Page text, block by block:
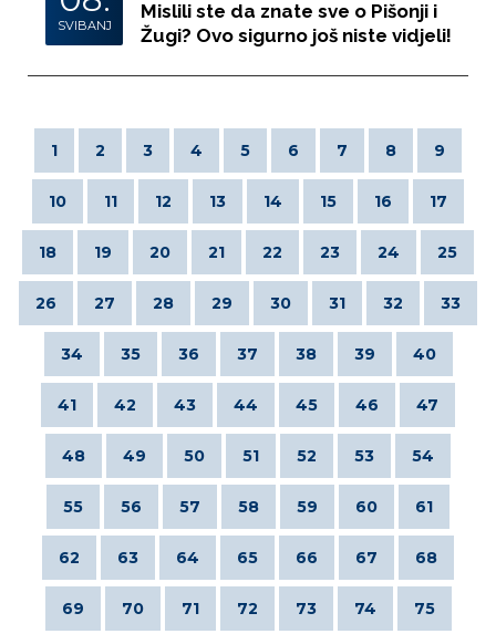
SVIBANJ
Mislili ste da znate sve o Pišonji i
Žugi? Ovo sigurno još niste vidjeli!
1 2 3 4 5 6 7 8 9
10 11 12 13 14 15 16 17
18 19 20 21 22 23 24 25
26 27 28 29 30 31 32 33
34 35 36 37 38 39 40
41 42 43 44 45 46 47
48 49 50 51 52 53 54
55 56 57 58 59 60 61
62 63 64 65 66 67 68
69 70 71 72 73 74 75